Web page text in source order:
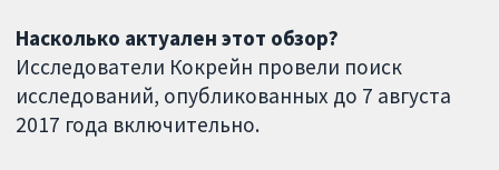
Насколько актуален этот обзор?
Исследователи Кокрейн провели поиск
исследований, опубликованных до 7 августа
2017 года включительно.